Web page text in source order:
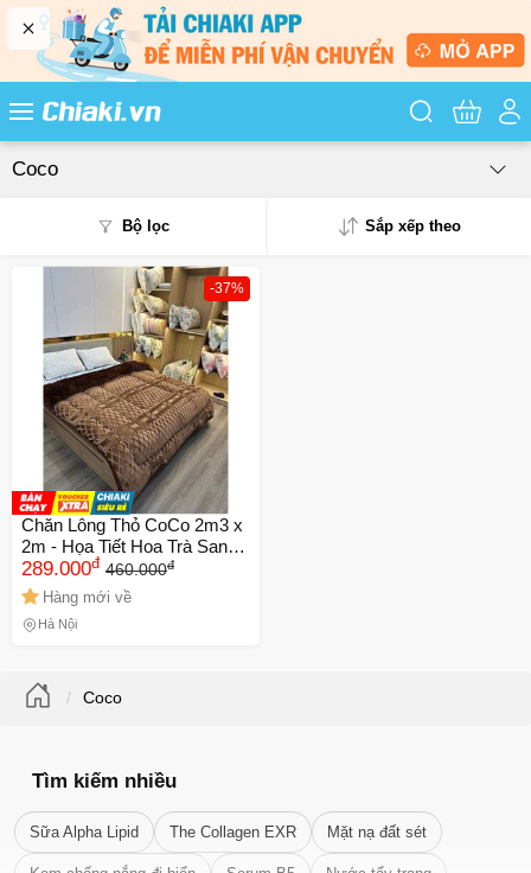
Tìm kiếm
Coco
Bộ lọc Sắp xếp theo
-37%
Chăn Lông Thỏ CoCo 2m3 x
2m - Họa Tiết Hoa Trà Sang
Trọng, Ấm Áp, Thoải Mái Cho
Giấc Ngủ Ngon
289.000đ 460.000đ
Hàng mới về
Hà Nội
Coco
Tìm kiếm nhiều
Sữa Alpha Lipid The Collagen EXR Mặt nạ đất sét